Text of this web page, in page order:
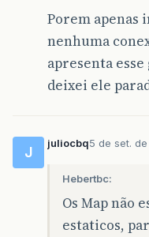
Porem apenas
nenhuma
apresenta
deixei ele
J
juliocbq5 de set. de
Hebertbc:
Os Map não
estaticos,